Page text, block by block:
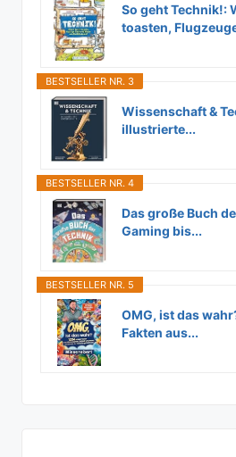
So geht Technik!:
toasten,
BESTSELLER NR. 3
Wissenschaft &
illustrierte...
BESTSELLER NR. 4
Das große Buch
Gaming bis...
BESTSELLER NR. 5
OMG, ist das
Fakten aus...